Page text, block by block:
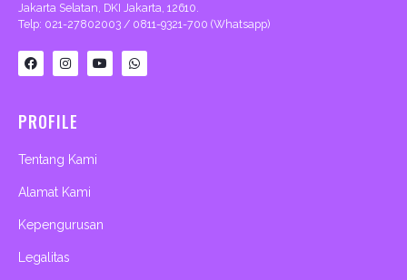
Jakarta Selatan, DKI Jakarta, 12610.
Telp: 021-27802003 / 0811-9321-700 (Whatsapp)
F
a
c
o
o
I
n
s
g
r
m
Y
o
u
W
h
a
PROFILE
Tentang Kami
Alamat Kami
Kepengurusan
Legalitas